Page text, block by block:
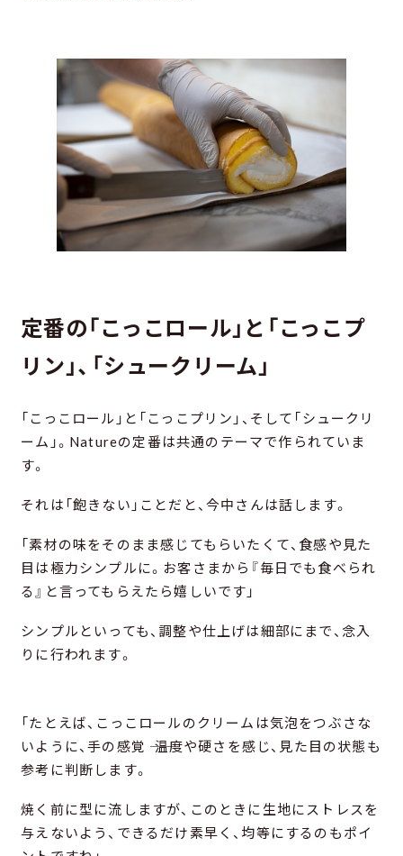
定番の「こっこロール」と「こっこプ
リン」、「シュークリーム」
「こっこロール」と「こっこプリン」、そして「シュークリ
ーム」。Natureの定番は共通のテーマで作られていま
す。
それは「飽きない」ことだと、今中さんは話します。
「素材の味をそのまま感じてもらいたくて、食感や見た
目は極力シンプルに。お客さまから『毎日でも食べられ
る』と言ってもらえたら嬉しいです」
シンプルといっても、調整や仕上げは細部にまで、念入
りに行われます。
「たとえば、こっこロールのクリームは気泡をつぶさな
いように、手の感覚 ―― 温度や硬さを感じ、見た目の状態も
参考に判断します。
焼く前に型に流しますが、このときに生地にストレスを
与えないよう、できるだけ素早く、均等にするのもポイ